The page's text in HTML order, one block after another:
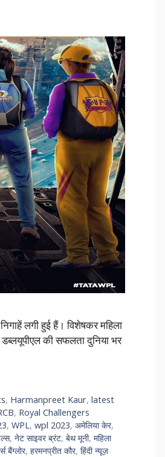
लगी हुई हैं। विशेषकर महिला
की सफलता दुनिया भर
, Harmanpreet Kaur,latest
, Royal Challengers
, WPL , wpl 2023, अमेलिया केर,
, नेट साइवर ब्रंट, बेथ मूनी, महिला
बैंग्लोर, हरमनप्रीत कौर, हिंदी न्यूज़